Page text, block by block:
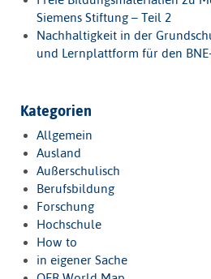
Siemens Stiftung – Teil 2
Nachhaltigkeit in der
und Lernplattform für den
Kategorien
Allgemein
Ausland
Außerschulisch
Berufsbildung
Forschung
Hochschule
How to
in eigener Sache